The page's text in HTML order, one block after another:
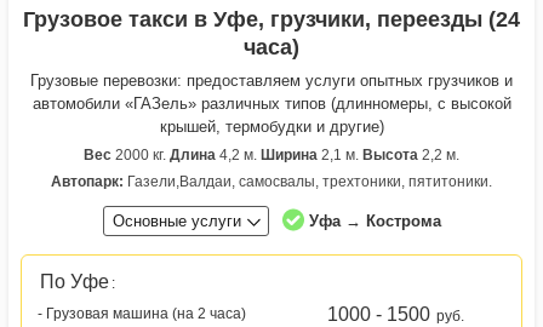
Грузовое такси в Уфе, грузчики, переезды (24
часа)
Грузовые перевозки: предоставляем услуги опытных грузчиков и
автомобили «ГАЗель» различных типов (длинномеры, с высокой
крышей, термобудки и другие)
Вес 2000 кг. Длина 4,2 м. Ширина 2,1 м. Высота 2,2 м.
Автопарк: Газели,Валдаи, самосвалы, трехтоники, пятитоники.
Основные услуги Уфа → Кострома
По Уфе :
- Грузовая машина (на 2 часа)
1000 - 1500 руб.